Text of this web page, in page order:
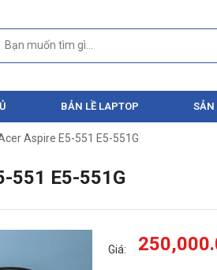
BẢN LỀ LAPTOP SẢN
Aspire E5-551 E5-551G
551 E5-551G
Giá: